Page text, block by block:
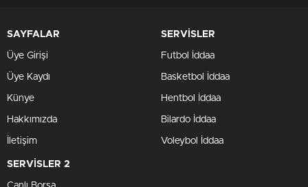
SAYFALAR
Üye Girişi
Üye Kaydı
Künye
Hakkımızda
İletişim
SERVİSLER
Futbol İddaa
Basketbol İddaa
Hentbol İddaa
Bilardo İddaa
Voleybol İddaa
SERVİSLER 2